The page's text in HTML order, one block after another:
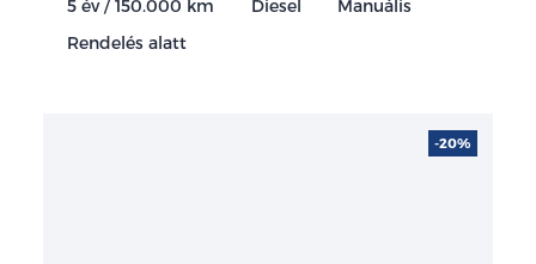
5 év / 150.000 km Diesel
Manuális
Rendelés alatt
-20%